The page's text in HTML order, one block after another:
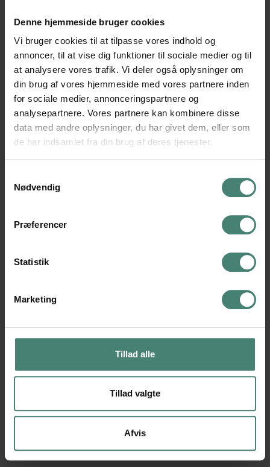
Denne hjemmeside bruger cookies
Vi bruger cookies til at tilpasse vores indhold og
annoncer, til at vise dig funktioner til sociale medier og til
at analysere vores trafik. Vi deler også oplysninger om
din brug af vores hjemmeside med vores partnere inden
for sociale medier, annonceringspartnere og
analysepartnere. Vores partnere kan kombinere disse
data med andre oplysninger, du har givet dem, eller som
de har indsamlet fra din brug af deres tjenester.
Nødvendig
Præferencer
Statistik
Marketing
Tillad alle
Tillad valgte
Afvis
Torsdag aften var scenen igen sat til den tyske valgkamp,
de to eksperter fortælle om valget. Her udnyttede 3.a i
øvrigt pausen til at sælge kaffe og kage til publikum og på
den måde tjene lidt penge til deres studietur til Berlin.
Det er den 24. september, tyskerne går til valg og vælger
deres bundeskansler for de kommende fire år.
TROELS LUND POULSEN TALTE OM FORSVARS-
OG SIKKERHEDSPOLITIK
Danmarks Forsvars- og Vicestatsminister Troels
Lund Poulsen besøgte VGT.